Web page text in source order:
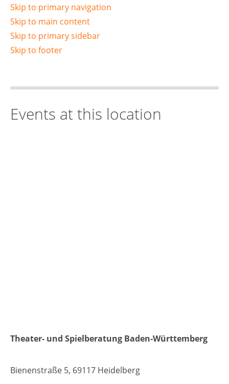
Skip to primary navigation
Skip to main content
Skip to primary sidebar
Skip to footer
Events at this location
Theater- und Spielberatung Baden-Württemberg
Bienenstraße 5, 69117 Heidelberg